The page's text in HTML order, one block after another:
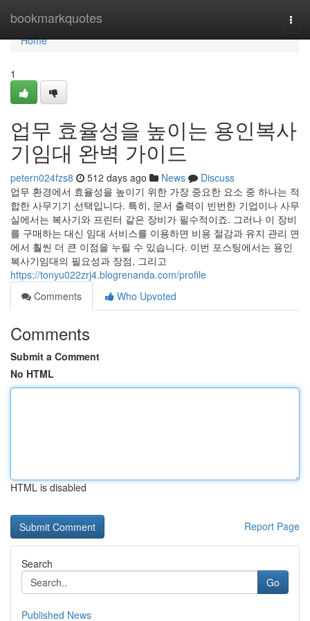
bookmarkquotes
Home
Home
1
업무 효율성을 높이는 용인복사
기임대 완벽 가이드
petern024fzs8 512 days ago News
Discuss
업무 환경에서 효율성을 높이기 위한 가장 중요한 요소 중 하나는 적
합한 사무기기 선택입니다. 특히, 문서 출력이 빈번한 기업이나 사무
실에서는 복사기와 프린터 같은 장비가 필수적이죠. 그러나 이 장비
를 구매하는 대신 임대 서비스를 이용하면 비용 절감과 유지 관리 면
에서 훨씬 더 큰 이점을 누릴 수 있습니다. 이번 포스팅에서는 용인
복사기임대의 필요성과 장점, 그리고
https://tonyu022zrj4.blogrenanda.com/profile
Comments
Who Upvoted
Comments
Submit a Comment
No HTML
HTML is disabled
Report Page
Search
Go
Published News